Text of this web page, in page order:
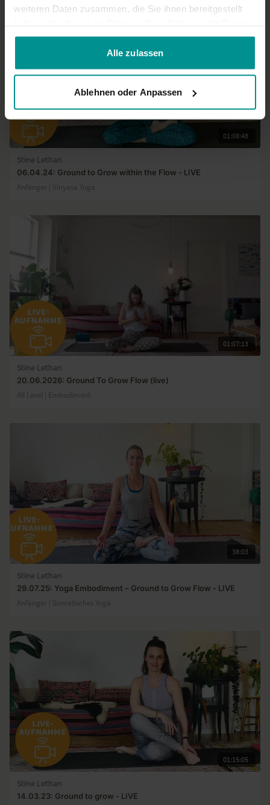
weiteren Daten zusammen, die Sie ihnen bereitgestellt
gesammelt haben.
Alle zulassen
Ablehnen oder Anpassen
01:08:48
Stine Lethan
06.04.24: Ground to Grow within the Flow - LIVE
Anfänger | Vinyasa Yoga
01:07:13
Stine Lethan
20.06.2026: Ground To Grow Flow (live)
All Level | Embodiment
38:03
Stine Lethan
29.07.25: Yoga Embodiment – Ground to Grow Flow - LIVE
Anfänger | Somatisches Yoga
01:15:05
Stine Lethan
14.03.23: Ground to grow - LIVE